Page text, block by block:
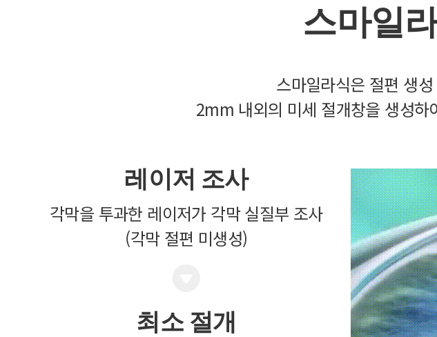
스마일
스마일라식은 절편 생
2mm 내외의 미세 절개창을 생성하
레이저 조사
각막을 투과한 레이저가 각막 실질부 조사
(각막 절편 미생성)
최소 절개